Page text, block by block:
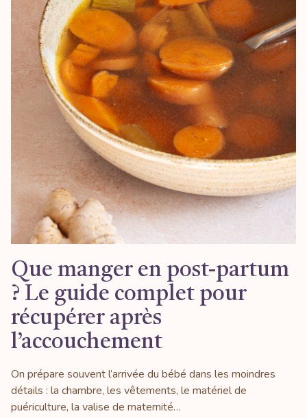
Que manger en post-partum
? Le guide complet pour
récupérer après
l’accouchement
On prépare souvent l’arrivée du bébé dans les moindres
détails : la chambre, les vêtements, le matériel de
puériculture, la valise de maternité…